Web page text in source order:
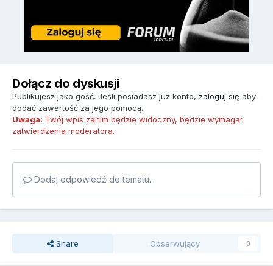
Dołącz do dyskusji
Publikujesz jako gość. Jeśli posiadasz już konto, zaloguj się aby
dodać zawartość za jego pomocą.
Uwaga: Twój wpis zanim będzie widoczny, będzie wymagał
zatwierdzenia moderatora.
Dodaj odpowiedź do tematu...
Share Obserwujący 0